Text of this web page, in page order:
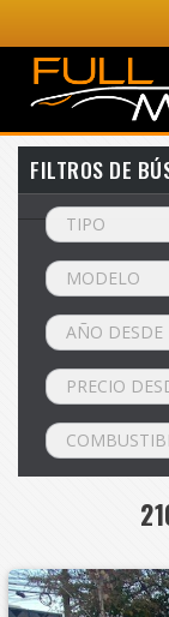
FILTROS DE